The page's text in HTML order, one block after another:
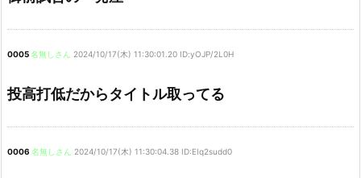
0005名無しさん 2024/10/17(木) 11:30:01.20 ID:yOJP/2L0H
投高打低だからタイトル取ってる
0006 名無しさん 2024/10/17(木) 11:30:04.38 ID:EIq2sudd0